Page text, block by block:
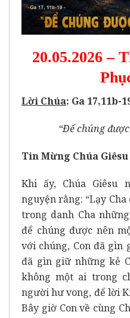
20.05.2026 –
Lời Chúa: Ga 17,11b-
“Ðể chúng
Tin Mừng Chúa
Khi ấy, Chúa Giêsu
nguyện rằng: “Lạy
trong danh Cha
để chúng được nên
với chúng, Con đã gìn
đã gìn giữ những kẻ
không một ai trong
người hư vong, để lời
Bây giờ Con về cùng